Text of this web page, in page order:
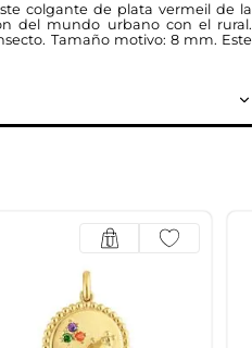
colgante de plata vermeil de la
del mundo urbano con el rural.
Tamaño motivo: 8 mm. Este